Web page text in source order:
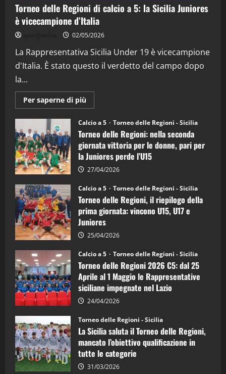
"SportEmpire" in Podcast
“SportEmpire” in Podcast: 26^ Puntata
08/04/2026
Torneo delle Regioni di calcio a 5: la Sicilia Juniores
è vicecampione d’Italia
02/05/2026
La Rappresentativa Sicilia Under 19 è vicecampione
d'Italia. È stato questo il verdetto del campo dopo
la...
Per saperne di più
informazioni
Torneo
delle
Regioni
di
calcio
a
5:
la
Juniores
è
vicecampione
d’Italia
Calcio a 5 Torneo delle Regioni - Sicilia
Torneo delle Regioni: nella seconda
giornata vittoria per le donne, pari per
la Juniores perde l’U15
27/04/2026
Calcio a 5 Torneo delle Regioni - Sicilia
Torneo delle Regioni, il riepilogo della
prima giornata: vincono U15, U17 e
Juniores
25/04/2026
Calcio a 5 Torneo delle Regioni - Sicilia
Torneo delle Regioni 2026 C5: dal 25
Aprile al 1 Maggio le Rappresentative
siciliane impegnate nel Lazio
24/04/2026
Torneo delle Regioni - Sicilia
La Sicilia saluta il Torneo delle Regioni,
mancato l’obiettivo qualificazione in
tutte le categorie
31/03/2026